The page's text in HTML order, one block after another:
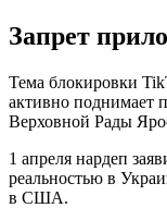
Запрет
Тема блокировки
активно поднимает
Верховной Рады
1 апреля нардеп
реальностью в
в США.